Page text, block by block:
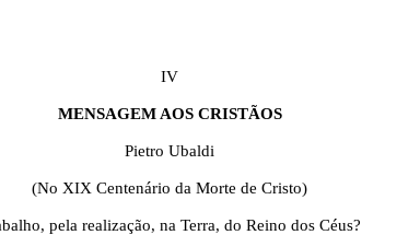
IV
MENSAGEM AOS CRISTÃOS
Pietro Ubaldi
(No XIX Centenário da Morte de Cristo)
pela realização, na Terra, do Reino dos Céus?